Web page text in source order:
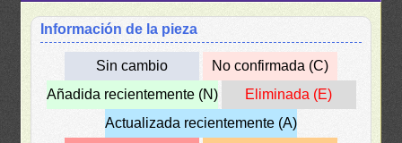
Información de la pieza
Sin cambio
No confirmada (C)
Añadida recientemente (N)
Eliminada (E)
Actualizada recientemente (A)